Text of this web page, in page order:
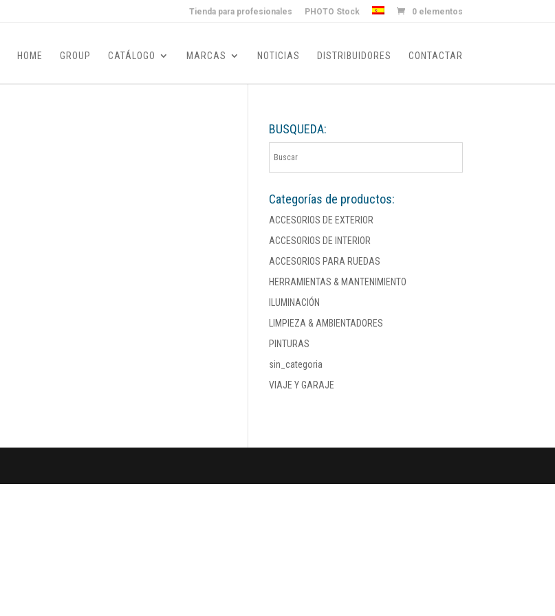
Tienda para profesionales PHOTO Stock 0 elementos
HOME GROUP CATÁLOGO MARCAS NOTICIAS DISTRIBUIDORES CONTACTAR
BUSQUEDA:
Categorías de productos:
ACCESORIOS DE EXTERIOR
ACCESORIOS DE INTERIOR
ACCESORIOS PARA RUEDAS
HERRAMIENTAS & MANTENIMIENTO
ILUMINACIÓN
LIMPIEZA & AMBIENTADORES
PINTURAS
sin_categoria
VIAJE Y GARAJE